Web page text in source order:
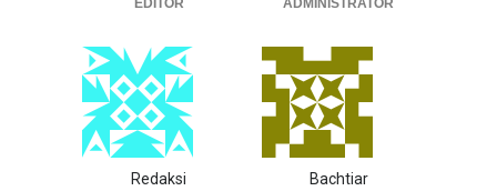
EDITOR ADMINISTRATOR
Redaksi Bachtiar